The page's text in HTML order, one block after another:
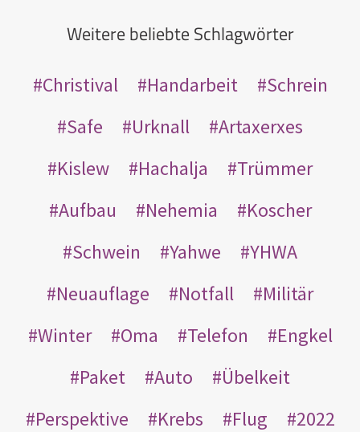
Weitere beliebte Schlagwörter
Christival Handarbeit
Schrein
Safe
Urknall
Artaxerxes
Kislew
Hachalja
Trümmer
Aufbau
Nehemia
Koscher
Schwein
Yahwe
YHWA
Neuauflage
Notfall
Militär
Winter
Oma Telefon
Engkel
Paket
Auto
Übelkeit
Perspektive
Krebs Flug
2022